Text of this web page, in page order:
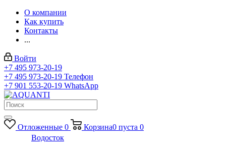
О компании
Как купить
Контакты
...
Войти
+7 495 973-20-19
+7 495 973-20-19 Телефон
+7 901 553-20-19 WhatsApp
Отложенные 0 Корзина0 пуста 0
Водосток